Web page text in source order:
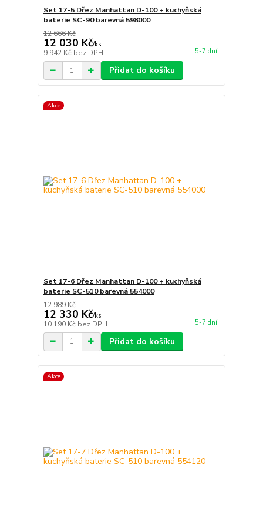
Set 17-5 Dřez Manhattan D-100 + kuchyňská
baterie SC-90 barevná 598000
12 666 Kč
12 030 Kč/ks
9 942 Kč bez DPH 5-7 dní
Přidat do košíku
Akce
Set 17-6 Dřez Manhattan D-100 + kuchyňská
baterie SC-510 barevná 554000
12 989 Kč
12 330 Kč/ks
10 190 Kč bez DPH 5-7 dní
Přidat do košíku
Akce